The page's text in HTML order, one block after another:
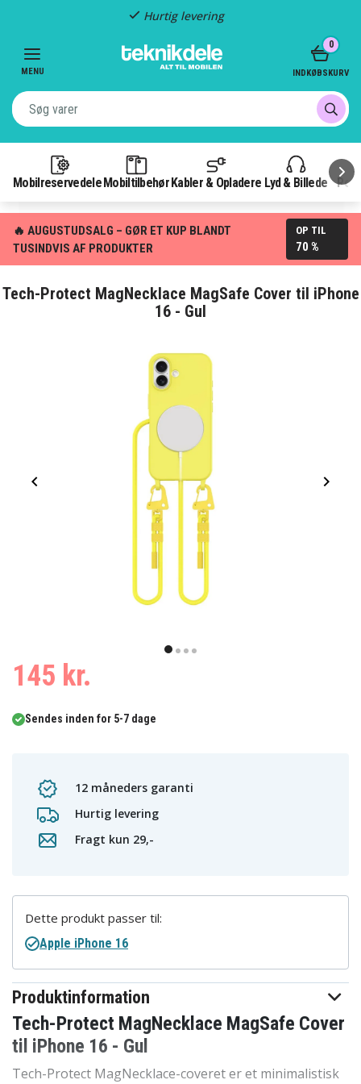
Hurtig levering
MENU
Mobilreservedele Mobiltilbehør Kabler & Opladere Lyd & Billede
0
INDKØBSKURV
🔥 AUGUSTUDSALG – GØR ET KUP BLANDT
TUSINDVIS AF PRODUKTER
OP TIL
70 %
Tech-Protect MagNecklace MagSafe Cover til iPhone
16 - Gul
item
of
145 kr.
Sendes inden for 5-7 dage
12 måneders garanti
Hurtig levering
Fragt kun 29,-
Produktinformation
Tech-Protect MagNecklace MagSafe Cover
til iPhone 16 - Gul
Tech-Protect MagNecklace-coveret er et minimalistisk
Dette produkt passer til:
Apple iPhone 16